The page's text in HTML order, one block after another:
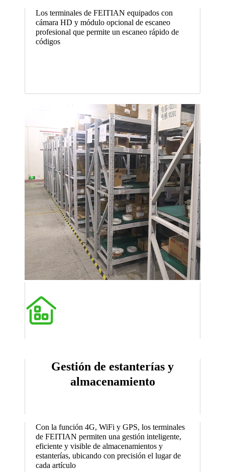
Los terminales de FEITIAN equipados con
cámara HD y módulo opcional de escaneo
profesional que permite un escaneo rápido de
códigos
Gestión de estanterías y
almacenamiento
Con la función 4G, WiFi y GPS, los terminales
de FEITIAN permiten una gestión inteligente,
eficiente y visible de almacenamientos y
estanterías, ubicando con precisión el lugar de
cada artículo